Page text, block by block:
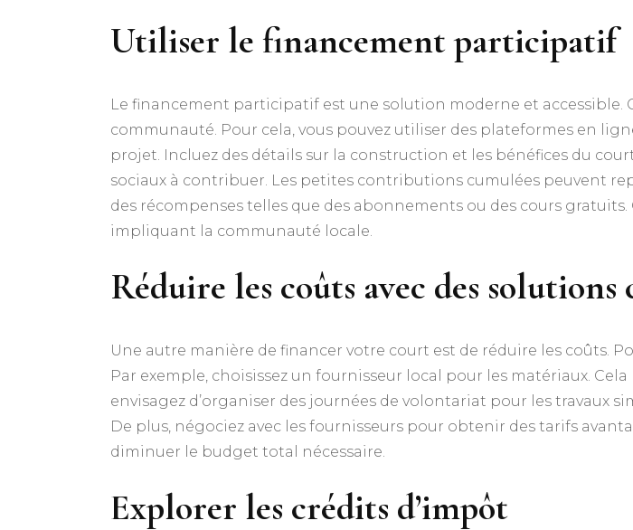
Utiliser le financement participatif
Le financement participatif est une solution moderne et accessible.
communauté. Pour cela, vous pouvez utiliser des plateformes en
projet. Incluez des détails sur la construction et les bénéfices du
sociaux à contribuer. Les petites contributions cumulées peuvent
des récompenses telles que des abonnements ou des cours
impliquant la communauté locale.
Réduire les coûts avec des solutions
Une autre manière de financer votre court est de réduire les coûts.
Par exemple, choisissez un fournisseur local pour les matériaux.
envisagez d’organiser des journées de volontariat pour les travaux
De plus, négociez avec les fournisseurs pour obtenir des tarifs
diminuer le budget total nécessaire.
Explorer les crédits d’impôt